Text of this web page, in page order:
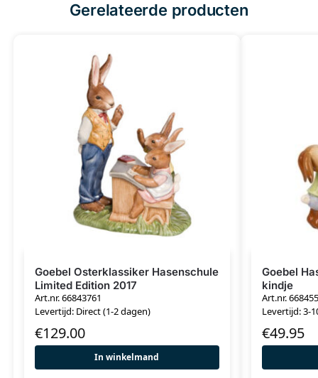
Gerelateerde producten
Goebel Osterklassiker Hasenschule
Limited Edition 2017
Art.nr. 66843761
Levertijd: Direct (1-2 dagen)
€129.00
In winkelmand
Goebel
kindje
Art.nr.
Levertijd: 3-
€49.95